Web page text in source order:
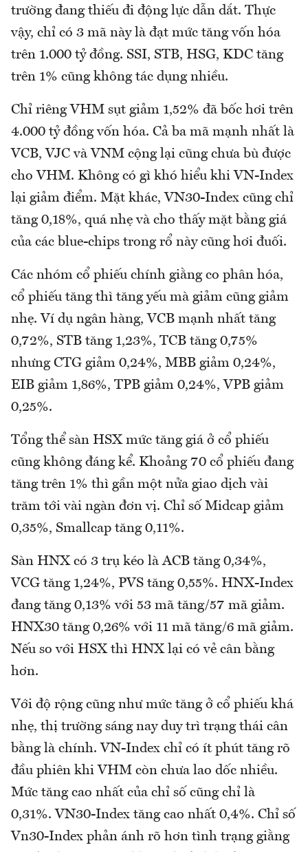
trường đang thiếu đi động lực dẫn dắt. Thực
vậy, chỉ có 3 mã này là đạt mức tăng vốn hóa
trên 1.000 tỷ đồng. SSI, STB, HSG, KDC tăng
trên 1% cũng không tác dụng nhiều.
Chỉ riêng VHM sụt giảm 1,52% đã bốc hơi trên
4.000 tỷ đồng vốn hóa. Cả ba mã mạnh nhất là
VCB, VJC và VNM cộng lại cũng chưa bù được
cho VHM. Không có gì khó hiểu khi VN-Index
lại giảm điểm. Mặt khác, VN30-Index cũng chỉ
tăng 0,18%, quá nhẹ và cho thấy mặt bằng giá
của các blue-chips trong rổ này cũng hơi đuối.
Các nhóm cổ phiếu chính giằng co phân hóa,
cổ phiếu tăng thì tăng yếu mà giảm cũng giảm
nhẹ. Ví dụ ngân hàng, VCB mạnh nhất tăng
0,72%, STB tăng 1,23%, TCB tăng 0,75%
nhưng CTG giảm 0,24%, MBB giảm 0,24%,
EIB giảm 1,86%, TPB giảm 0,24%, VPB giảm
0,25%.
Tổng thể sàn HSX mức tăng giá ở cổ phiếu
cũng không đáng kể. Khoảng 70 cổ phiếu đang
tăng trên 1% thì gần một nửa giao dịch vài
trăm tới vài ngàn đơn vị. Chỉ số Midcap giảm
0,35%, Smallcap tăng 0,11%.
Sàn HNX có 3 trụ kéo là ACB tăng 0,34%,
VCG tăng 1,24%, PVS tăng 0,55%. HNX-Index
đang tăng 0,13% với 53 mã tăng/57 mã giảm.
HNX30 tăng 0,26% với 11 mã tăng/6 mã giảm.
Nếu so với HSX thì HNX lại có vẻ cân bằng
hơn.
Với độ rộng cũng như mức tăng ở cổ phiếu khá
nhẹ, thị trường sáng nay duy trì trạng thái cân
bằng là chính. VN-Index chỉ có ít phút tăng rõ
đầu phiên khi VHM còn chưa lao dốc nhiều.
Mức tăng cao nhất của chỉ số cũng chỉ là
0,31%. VN30-Index tăng cao nhất 0,4%. Chỉ số
Vn30-Index phản ánh rõ hơn tình trạng giằng